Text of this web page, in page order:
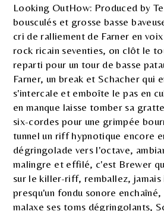
Looking OutHow: Produced by
bousculés et grosse basse
cri de ralliement de Farner en
rock ricain seventies, on clôt le
reparti pour un tour de basse
Farner, un break et Schacher
s'intercale et emboîte le pas en
en manque laisse tomber sa
six-cordes pour une grimpée
tunnel un riff hypnotique encore
dégringolade vers l'octave,
malingre et effilé, c'est Brewer
sur le killer-riff, remballez,
presqu'un fondu sonore
malaxe ses toms dégringolants,